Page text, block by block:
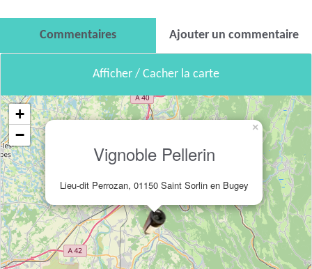
Commentaires Ajouter un commentaire
Afficher / Cacher la carte
Vignoble Pellerin
Lieu-dit Perrozan, 01150 Saint Sorlin en Bugey
×
+
−